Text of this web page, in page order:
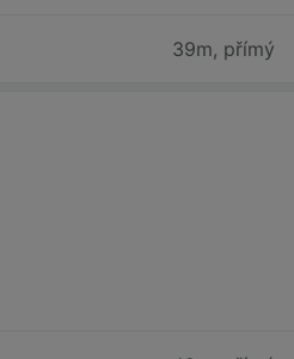
39m, přímý